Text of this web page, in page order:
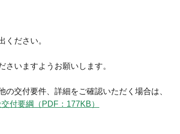
ください。
いますようお願いします。
交付要件、詳細をご確認いただく場合は、
付要綱（PDF：177KB）